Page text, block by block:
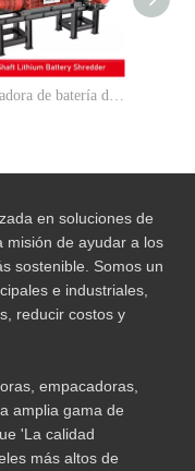
en soluciones de
misión de ayudar a los
sostenible. Somos un
e industriales,
reducir costos y
empacadoras,
amplia gama de
'La calidad
más altos de